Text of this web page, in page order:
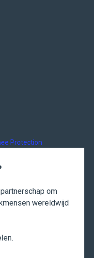
Protection
om
wereldwijd